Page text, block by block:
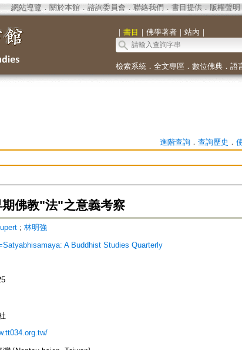
網站導覽 ． 關於本館． 諮詢委員會． 聯絡我們 ． 書目提供． 版權聲明
｜ 書目 ｜ 佛學著者｜ 站內 ｜
檢索系統． 全文專區 ． 數位佛典． 語
進階查詢． 查詢歷史 ．
佛教"法"之意義考察
; 林明強
A Buddhist Studies Quarterly